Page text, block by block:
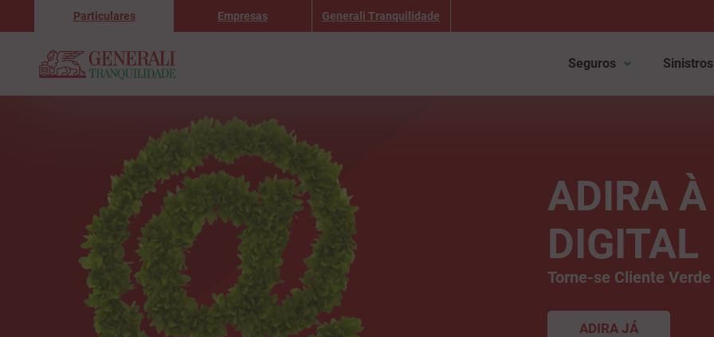
Particulares Empresas Generali Tranquilidade
Seguros Sinistros
ADIRA
DIGITAL
Torne-se Cliente
ADIRA JÁ